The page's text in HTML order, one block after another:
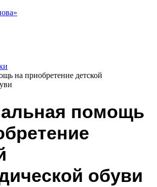
на приобретение детской
помощь
обуви